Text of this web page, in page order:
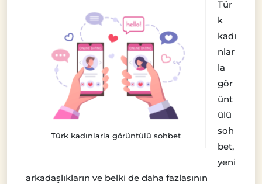
Türk kadınlarla görüntülü sohbet
Tür
k
kadı
nlar
la
gör
ünt
ülü
soh
bet,
yeni
arkadaşlıkların ve belki de daha fazlasının